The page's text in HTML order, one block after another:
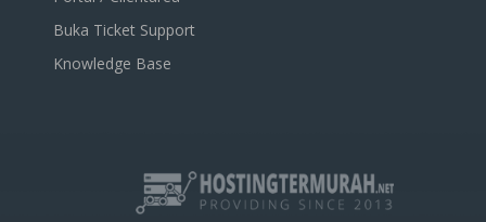
Buka Ticket Support
Knowledge Base